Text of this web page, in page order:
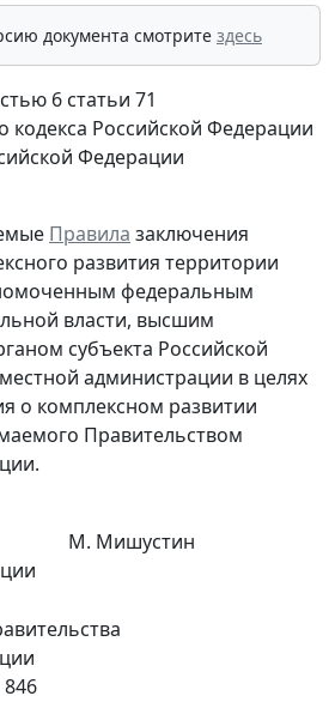
документа смотрите здесь
6 статьи 71
кодекса Российской Федерации
Федерации
Правила заключения
развития территории
федеральным
власти, высшим
субъекта Российской
администрации в целях
о комплексном развитии
Правительством
М. Мишустин
846